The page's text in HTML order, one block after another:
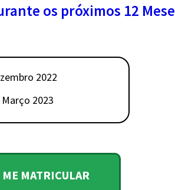
os próximos 12
2022
2023
ME MATRICULAR